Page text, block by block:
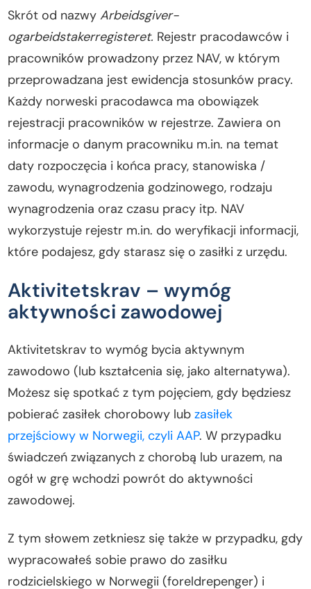
Skrót od nazwyArbeidsgiver-
ogarbeidstakerregisteret. Rejestr pracodawców i
pracowników prowadzony przez NAV, w którym
przeprowadzana jest ewidencja stosunków pracy.
Każdy norweski pracodawca ma obowiązek
rejestracji pracowników w rejestrze. Zawiera on
informacje o danym pracowniku m.in. na temat
daty rozpoczęcia i końca pracy, stanowiska /
zawodu, wynagrodzenia godzinowego, rodzaju
wynagrodzenia oraz czasu pracy itp. NAV
wykorzystuje rejestr m.in. do weryfikacji informacji,
które podajesz, gdy starasz się o zasiłki z urzędu.
Aktivitetskrav – wymóg
aktywności zawodowej
Aktivitetskrav to wymóg bycia aktywnym
zawodowo (lub kształcenia się, jako alternatywa).
Możesz się spotkać z tym pojęciem, gdy będziesz
pobierać zasiłek chorobowy lubzasiłek
przejściowy w Norwegii, czyli AAP. W przypadku
świadczeń związanych z chorobą lub urazem, na
ogół w grę wchodzi powrót do aktywności
zawodowej.
Z tym słowem zetkniesz się także w przypadku, gdy
wypracowałeś sobie prawo do zasiłku
rodzicielskiego w Norwegii (foreldrepenger) i